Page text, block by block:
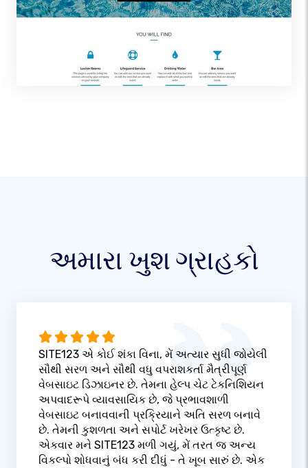
અમારા ખુશ ગ્રાહકો
SITE123 એ કોઈ શંકા વિના, મેં અત્યાર સુધી જોયેલી
સૌથી સરળ અને સૌથી વધુ વપરાશકર્તા મૈત્રીપૂર્ણ
વેબસાઇટ ડિઝાઇનર છે. તેમના હેલ્પ ચેટ ટેકનિશિયન
અપવાદરૂપે વ્યાવસાયિક છે, જે પ્રભાવશાળી
વેબસાઇટ બનાવવાની પ્રક્રિયાને અતિ સરળ બનાવે
છે. તેમની કુશળતા અને સપોર્ટ ખરેખર ઉત્કૃષ્ટ છે.
એકવાર મને SITE123 મળી ગયું, મેં તરત જ અન્ય
વિકલ્પો શોધવાનું બંધ કરી દીધું - તે ખૂબ સારું છે. એક